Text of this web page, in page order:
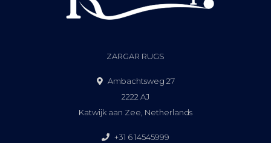
ZARGAR RUGS
Ambachtsweg 27
2222 AJ
Katwijk aan Zee, Netherlands
+31 6 14545999